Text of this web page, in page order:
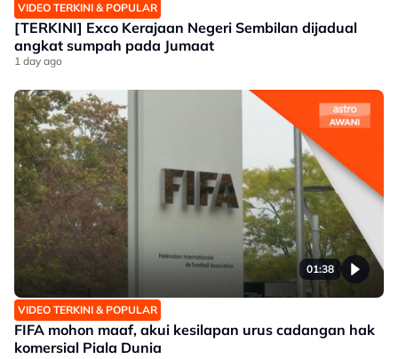
VIDEO TERKINI & POPULAR
[TERKINI] Exco Kerajaan Negeri Sembilan dijadual
angkat sumpah pada Jumaat
1 day ago
01:38
VIDEO TERKINI & POPULAR
FIFA mohon maaf, akui kesilapan urus cadangan hak
komersial Piala Dunia